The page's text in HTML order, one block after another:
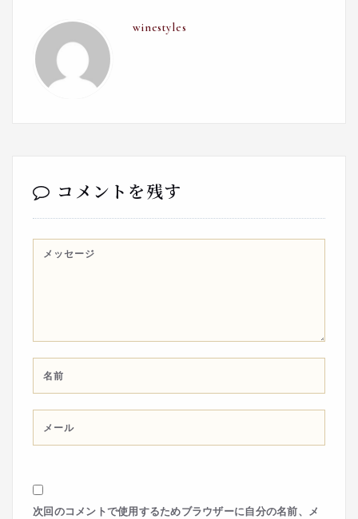
winestyles
コメントを残す
次回のコメントで使用するためブラウザーに自分の名前、メ